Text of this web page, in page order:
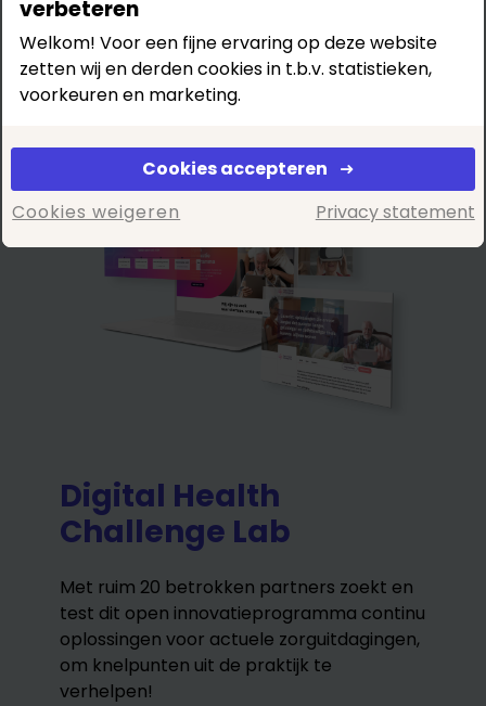
Voorbeeld
innovatiehub in zorg
Digital Health
Challenge Lab
Met ruim 20 betrokken partners zoekt en
test dit open innovatieprogramma continu
oplossingen voor actuele zorguitdagingen,
om knelpunten uit de praktijk te
verhelpen!
verbeteren
Welkom! Voor een fijne ervaring op deze website
zetten wij en derden cookies in t.b.v. statistieken,
voorkeuren en marketing.
Cookies accepteren
Cookies weigeren
Privacy statement